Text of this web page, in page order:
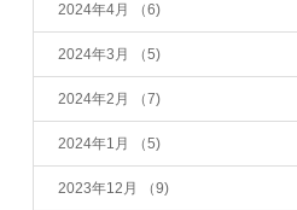
2024年4月 （6)
2024年3月 （5)
2024年2月 （7)
2024年1月 （5)
2023年12月 （9)